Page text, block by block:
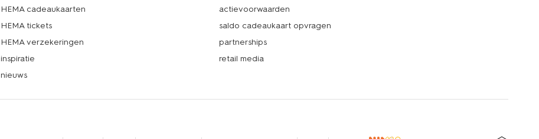
HEMA cadeaukaarten
HEMA tickets
HEMA verzekeringen
inspiratie
nieuws
actievoorwaarden
saldo cadeaukaart opvragen
partnerships
retail media